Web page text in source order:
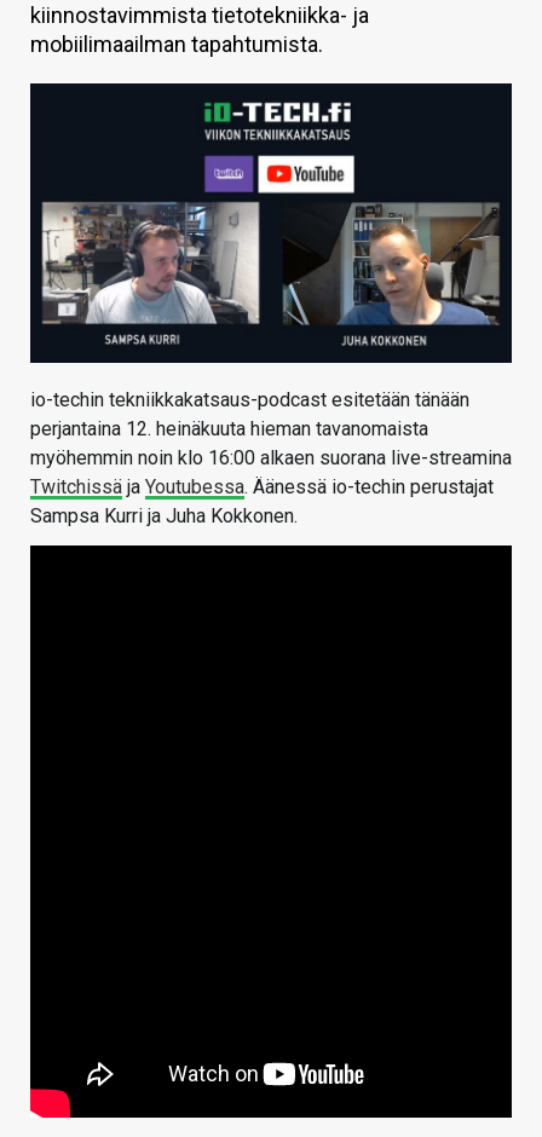
KAUPPA
VAIHDA TEEMA
HAKU
kiinnostavimmista tietotekniikka- ja
mobiilimaailman tapahtumista.
io-techin tekniikkakatsaus-podcast esitetään tänään
perjantaina 12. heinäkuuta hieman tavanomaista
myöhemmin noin klo 16:00 alkaen suorana live-streamina
Twitchissä ja Youtubessa. Äänessä io-techin perustajat
Sampsa Kurri ja Juha Kokkonen.